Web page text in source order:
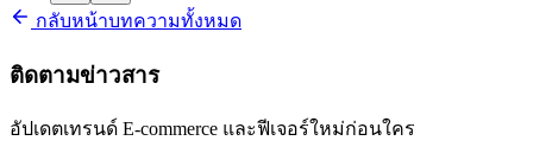
กลับหน้าบทความทั้งหมด
ติดตามข่าวสาร
อัปเดตเทรนด์ E-commerce และฟีเจอร์ใหม่ก่อนใคร